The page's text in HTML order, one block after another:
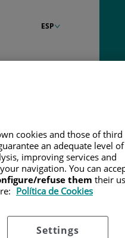
ESP
cookies and those of third
an adequate level of
improving services and
navigation. You can
refuse them their
Política de Cookies
Settings